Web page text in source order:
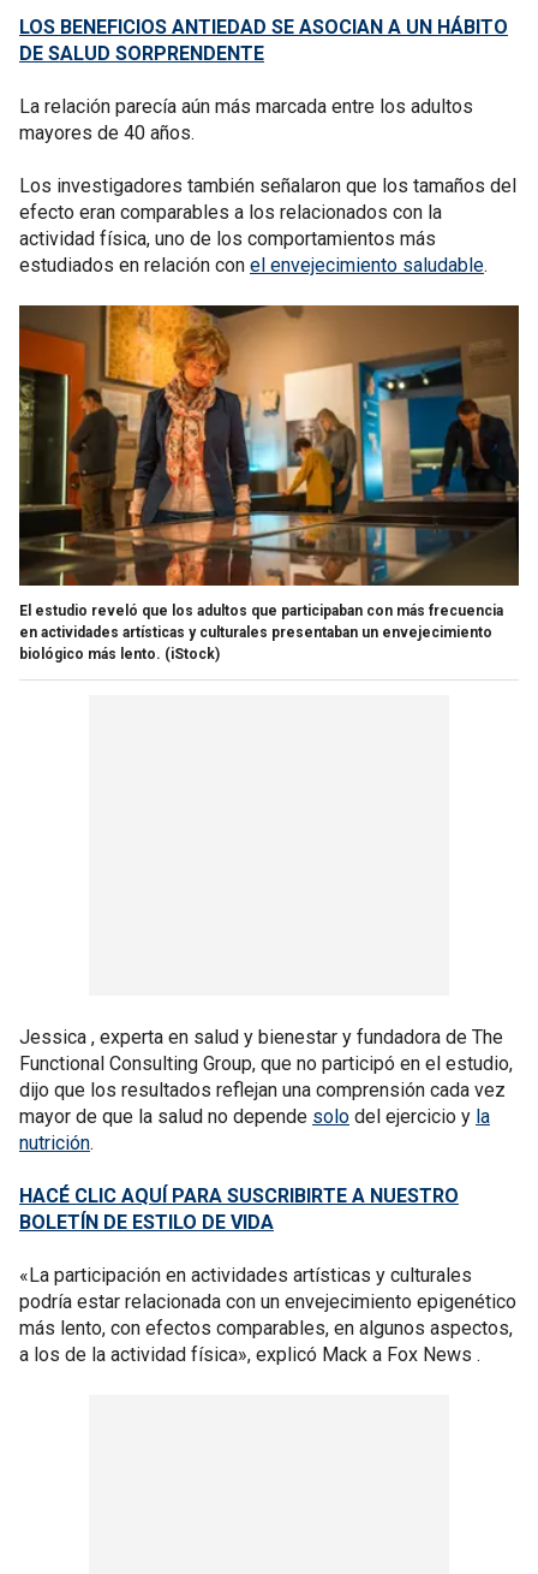
LOS BENEFICIOS ANTIEDAD SE ASOCIAN A UN HÁBITO
DE SALUD SORPRENDENTE
La relación parecía aún más marcada entre los adultos
mayores de 40 años.
Los investigadores también señalaron que los tamaños del
efecto eran comparables a los relacionados con la
actividad física, uno de los comportamientos más
estudiados en relación con el envejecimiento saludable.
El estudio reveló que los adultos que participaban con más frecuencia
en actividades artísticas y culturales presentaban un envejecimiento
biológico más lento. (iStock)
Jessica , experta en salud y bienestar y fundadora de The
Functional Consulting Group, que no participó en el estudio,
dijo que los resultados reflejan una comprensión cada vez
mayor de que la salud no depende solo del ejercicio y la
nutrición.
HACÉ CLIC AQUÍ PARA SUSCRIBIRTE A NUESTRO
BOLETÍN DE ESTILO DE VIDA
«La participación en actividades artísticas y culturales
podría estar relacionada con un envejecimiento epigenético
más lento, con efectos comparables, en algunos aspectos,
a los de la actividad física», explicó Mack a Fox News .